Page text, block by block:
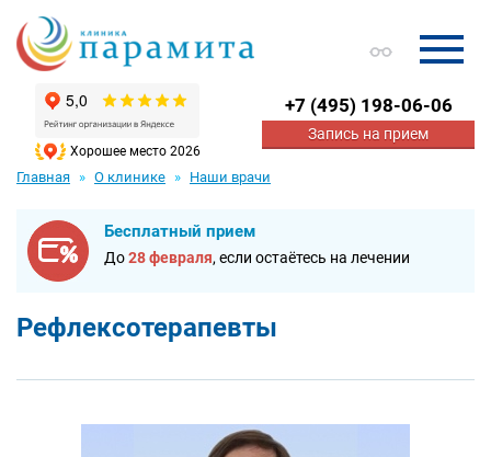
Хорошее место 2026
+7 (495) 198-06-06
Запись на прием
Главная О клинике Наши врачи
Бесплатный прием
До28 февраля, если остаётесь на лечении
Рефлексотерапевты